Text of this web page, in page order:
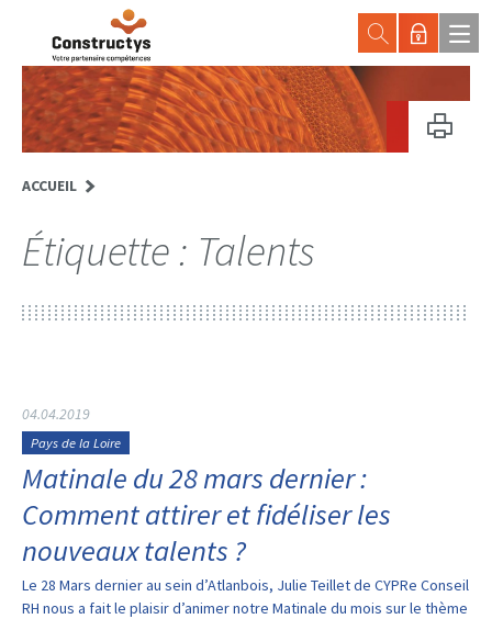
ACCUEIL
Étiquette : Talents
04.04.2019
Pays de la Loire
Matinale du 28 mars dernier :
Comment attirer et fidéliser les
nouveaux talents ?
Le 28 Mars dernier au sein d’Atlanbois, Julie Teillet de CYPRe Conseil
RH nous a fait le plaisir d’animer notre Matinale du mois sur le thème